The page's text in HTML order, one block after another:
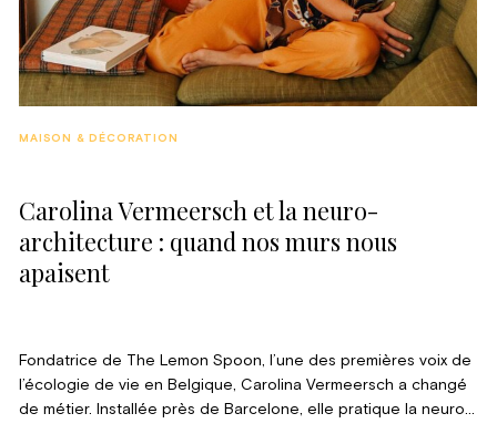
Carolina Vermeersch et la neuro-
architecture : quand nos murs nous
apaisent
MAISON & DÉCORATION
Fondatrice de The Lemon Spoon, l’une des premières voix de
l’écologie de vie en Belgique, Carolina Vermeersch a changé
de métier. Installée près de Barcelone, elle pratique la neuro-